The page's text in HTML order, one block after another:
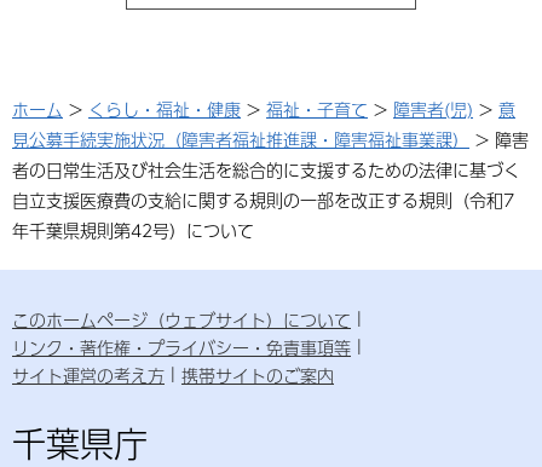
ホーム > くらし・福祉・健康 > 福祉・子育て > 障害者(児) > 意
見公募手続実施状況（障害者福祉推進課・障害福祉事業課）
> 障害
者の日常生活及び社会生活を総合的に支援するための法律に基づく
自立支援医療費の支給に関する規則の一部を改正する規則（令和7
年千葉県規則第42号）について
このホームページ（ウェブサイト）について
リンク・著作権・プライバシー・免責事項等
サイト運営の考え方
携帯サイトのご案内
千葉県庁